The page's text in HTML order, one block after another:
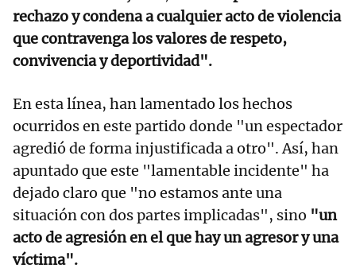
rechazo y condena a cualquier acto de violencia
que contravenga los valores de respeto,
convivencia y deportividad".
En esta línea, han lamentado los hechos
ocurridos en este partido donde "un espectador
agredió de forma injustificada a otro". Así, han
apuntado que este "lamentable incidente" ha
dejado claro que "no estamos ante una
situación con dos partes implicadas", sino "un
acto de agresión en el que hay un agresor y una
víctima".